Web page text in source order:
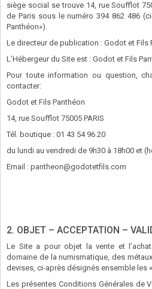
siège social se trouve 14, rue Soufflot
de Paris sous le numéro 394 862 486
Panthéon»).
Le directeur de publication : Godot et Fils
L’Hébergeur du Site est : Godot et Fils
Pour toute information ou question,
contacter:
Godot et Fils Panthéon
14, rue Soufflot 75005 PARIS
Tél. boutique : 01 43 54 96 20
du lundi au vendredi de 9h30 à 18h00 et
Email : pantheon@godotetfils.com
2. OBJET – ACCEPTATION –
Le Site a pour objet la vente et
domaine de la numismatique, des
devises, ci-après désignés ensemble les
Les présentes Conditions Générales de